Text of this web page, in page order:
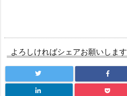
よろしければシェアお願いします